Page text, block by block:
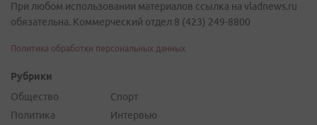
При любом использовании материалов ссылка на vladnews.ru
обязательна. Коммерческий отдел 8 (423) 249-8800
Политика обработки персональных данных
Рубрики
Общество
Политика
Спорт
Интервью